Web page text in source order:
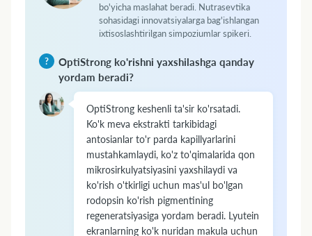
bo'yicha maslahat beradi. Nutrasevtika
sohasidagi innovatsiyalarga bag'ishlangan
ixtisoslashtirilgan simpoziumlar spikeri.
OptiStrong ko'rishni yaxshilashga qanday
yordam beradi?
OptiStrong keshenli ta'sir ko'rsatadi.
Ko'k meva ekstrakti tarkibidagi
antosianlar to'r parda kapillyarlarini
mustahkamlaydi, ko'z to'qimalarida qon
mikrosirkulyatsiyasini yaxshilaydi va
ko'rish o'tkirligi uchun mas'ul bo'lgan
rodopsin ko'rish pigmentining
regeneratsiyasiga yordam beradi. Lyutein
ekranlarning ko'k nuridan makula uchun